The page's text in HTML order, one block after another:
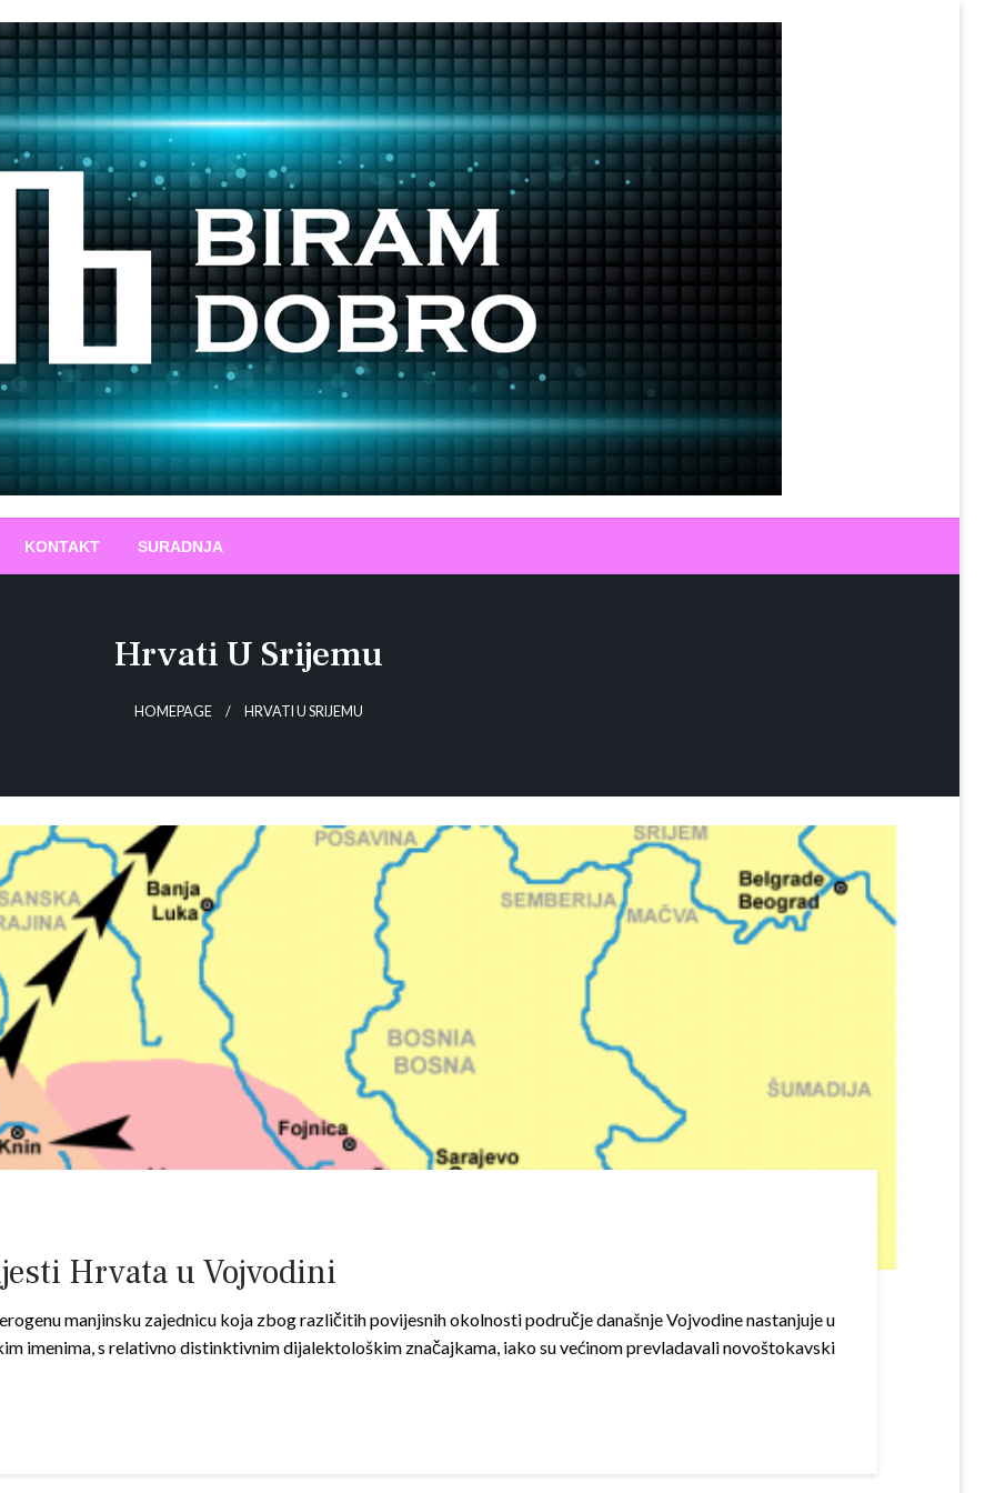
KONTAKT SURADNJA
Hrvati U Srijemu
HOMEPAGE HRVATI U SRIJEMU
Hrvata u Vojvodini
manjinsku zajednicu koja zbog različitih povijesnih okolnosti područje današnje Vojvodine nastanjuje u
imenima, s relativno distinktivnim dijalektološkim značajkama, iako su većinom prevladavali novoštokavski